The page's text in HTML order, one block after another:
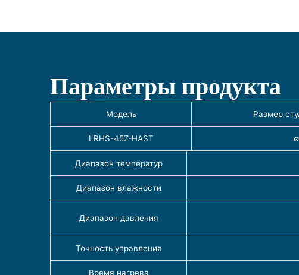
Параметры продукта
Модель Размер
LRHS-45Z-HAST
Диапазон температур
Диапазон влажности
Диапазон давления
Точность управления
Время нагрева